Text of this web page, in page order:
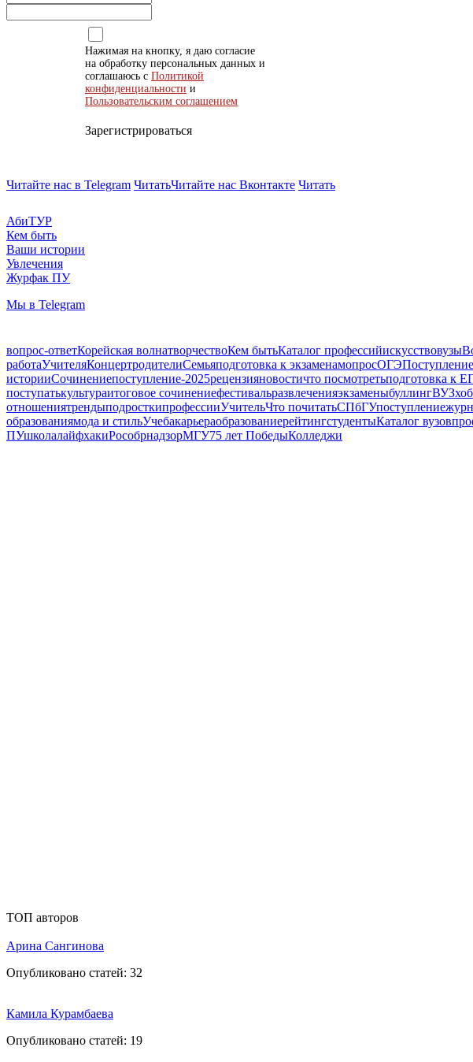
Нажимая на кнопку, я даю согласие
на обработку персональных данных и
соглашаюсь с Политикой
конфиденциальности и
Пользовательским соглашением
Зарегистрироваться
Читайте нас в Telegram ЧитатьЧитайте нас Вконтакте Читать
АбиТУР
Кем быть
Ваши истории
Увлечения
Журфак ПУ
Мы в Telegram
вопрос-ответКорейская волнатворчествоКем бытьКаталог профессийискусствовузы
работаУчителяКонцертродителиСемьяподготовка к экзаменамопросОГЭ
историиСочинениепоступление-2025рецензияновостичто посмотретьподготовка к
поступатькультураитоговое сочинениефестивальразвлеченияэкзаменыбуллингВУЗ
отношениятрендыподросткипрофессииУчительЧто почитатьСПбГУпоступление
образованиямода и стильУчебакарьераобразованиерейтингстудентыКаталог вузов
ПУшколалайфхакиРособрнадзорМГУ75 лет ПобедыКолледжи
ТОП авторов
Арина Сангинова
Опубликовано статей: 32
Камила Курамбаева
Опубликовано статей: 19